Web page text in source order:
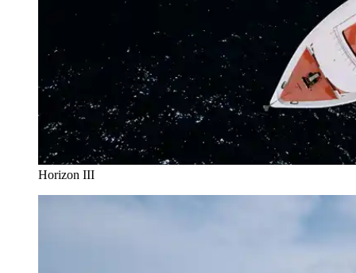
Horizon III